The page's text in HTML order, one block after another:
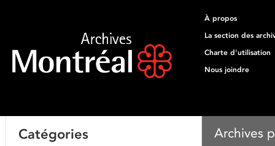
À propos
La section des
Charte d'utilisation
Nous joindre
Archives
Catégories